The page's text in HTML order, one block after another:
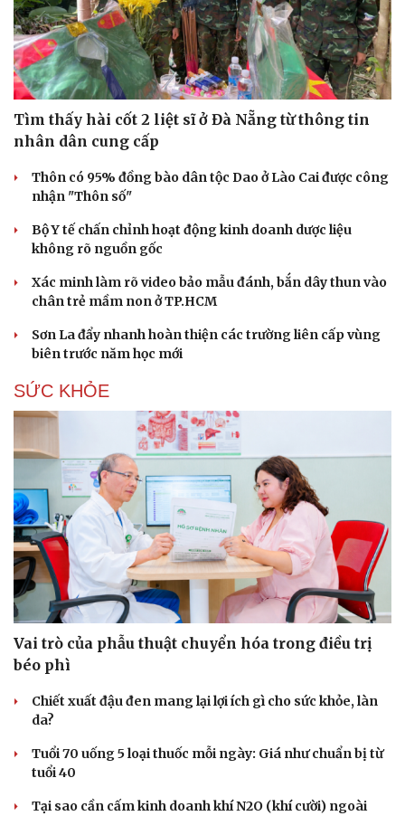
Tư vấn
check-in
Câu chuyện thời sự
Cửa sổ tình yêu
Tìm thấy hài cốt 2 liệt sĩ ở Đà Nẵng từ thông tin
nhân dân cung cấp
Thôn có 95% đồng bào dân tộc Dao ở Lào Cai được công
nhận "Thôn số"
Bộ Y tế chấn chỉnh hoạt động kinh doanh dược liệu
không rõ nguồn gốc
Xác minh làm rõ video bảo mẫu đánh, bắn dây thun vào
chân trẻ mầm non ở TP.HCM
Sơn La đẩy nhanh hoàn thiện các trường liên cấp vùng
biên trước năm học mới
SỨC KHỎE
Vai trò của phẫu thuật chuyển hóa trong điều trị
béo phì
Chiết xuất đậu đen mang lại lợi ích gì cho sức khỏe, làn
da?
Tuổi 70 uống 5 loại thuốc mỗi ngày: Giá như chuẩn bị từ
tuổi 40
Tại sao cần cấm kinh doanh khí N2O (khí cười) ngoài